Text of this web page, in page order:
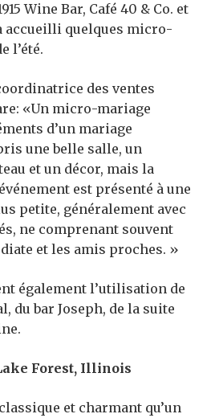
Wine Bar, Café 40 & Co. et
accueilli quelques micro-
l’été.
des ventes
«Un micro-mariage
d’un mariage
une belle salle, un
et un décor, mais la
est présenté à une
petite, généralement avec
ne comprenant souvent
et les amis proches. »
également l’utilisation de
du bar Joseph, de la suite
Forest, Illinois
et charmant qu’un